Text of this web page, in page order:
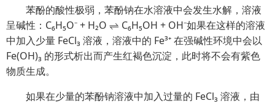
苯酚的酸性极弱， 苯酚钠在水溶液中会发生水解，溶液
呈碱性：C₆H₅O⁻ + H₂O ⇌ C₆H₅OH + OH⁻如果在这样的溶液
中加入少量 FeCl₃ 溶液，溶液中的 Fe³⁺ 在强碱性环境中会以
Fe(OH)₃ 的形式析出而产生红褐色沉淀，此时将不会有紫色
物质生成。
如果在少量的苯酚钠溶液中加入过量的 FeCl₃ 溶液，由